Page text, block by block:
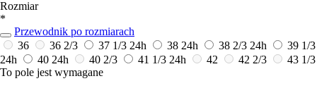
Rozmiar
*
Przewodnik po rozmiarach
36
36 2/3 37 1/3 24h 38 24h 38 2/3 24h
39 1/3
24h
40 24h 40 2/3 41 1/3 24h 42 42 2/3
43 1/3
To pole jest wymagane